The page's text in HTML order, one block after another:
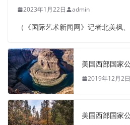
2023年1月22日 admin
（《国际艺术新闻网》记者北美枫
美国西部国家
2019年12月2日
美国西部国家